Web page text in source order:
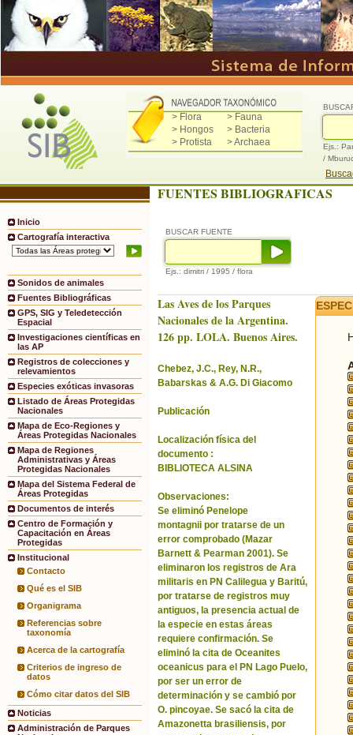
> Flora
> Fauna
> Hongos
> Bacteria
> Protista
> Archaea
Ejs.:
/
Inicio
Cartografía interactiva
Sonidos de animales
Fuentes Bibliográficas
GPS, SIG y Teledetección
Espacial
Investigaciones científicas en
las AP
Registros de colecciones y
relevamientos
Especies exóticas invasoras
Listado de Áreas Protegidas
Nacionales
Mapa de Eco-Regiones y
Áreas Protegidas Nacionales
Mapa de Regiones
Administrativas y Áreas
Protegidas Nacionales
Mapa del Sistema Federal de
Áreas Protegidas
Documentos de interés
Centro de Formación y
Capacitación en Áreas
Protegidas
Institucional
Contacto
Qué es el SIB
Organigrama
Referencias sobre
taxonomía
Acerca de la cartografía
Criterios de ingreso de
datos
Cómo citar datos del SIB
Noticias
Administración de Parques
FUENTES BIBLIOGRAFICAS
BUSCAR FUENTE
Ejs.: dimitri / 1995 / flora
Las Aves de los Parques
Nacionales de la Argentina.
126 pp. LOLA. Buenos Aires.
Chebez, J.C., Rey, N.R.,
Babarskas & A.G. Di Giacomo
Publicación
Localización física del
documento :
BIBLIOTECA ALSINA
Observaciones:
Se eliminó Penelope
montagnii por tratarse de un
error comprobado (Mazar
Barnett & Pearman 2001). Se
eliminaron los registros de Ara
militaris en PN Calilegua y Baritú,
por tratarse de registros muy
antiguos, la presencia actual de
la especie en estas áreas
requiere confirmación. Se
eliminó la cita de Oceanites
oceanicus para el PN Lago Puelo,
por ser un error de
determinación y se cambió por
O. pincoyae. Se sacó la cita de
Amazonetta brasiliensis, por